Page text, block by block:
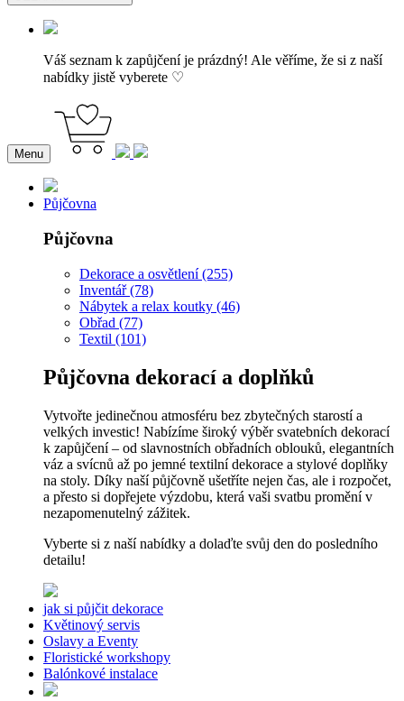
Váš seznam k zapůjčení je prázdný! Ale věříme, že si z naší
nabídky jistě vyberete ♡
Menu
Půjčovna
Půjčovna
Dekorace a osvětlení (255)
Inventář (78)
Nábytek a relax koutky (46)
Obřad (77)
Textil (101)
Půjčovna dekorací a doplňků
Vytvořte jedinečnou atmosféru bez zbytečných starostí a
velkých investic! Nabízíme široký výběr svatebních dekorací
k zapůjčení – od slavnostních obřadních oblouků, elegantních
váz a svícnů až po jemné textilní dekorace a stylové doplňky
na stoly. Díky naší půjčovně ušetříte nejen čas, ale i rozpočet,
a přesto si dopřejete výzdobu, která vaši svatbu promění v
nezapomenutelný zážitek.
Vyberte si z naší nabídky a dolaďte svůj den do posledního
detailu!
jak si půjčit dekorace
Květinový servis
Oslavy a Eventy
Floristické workshopy
Balónkové instalace